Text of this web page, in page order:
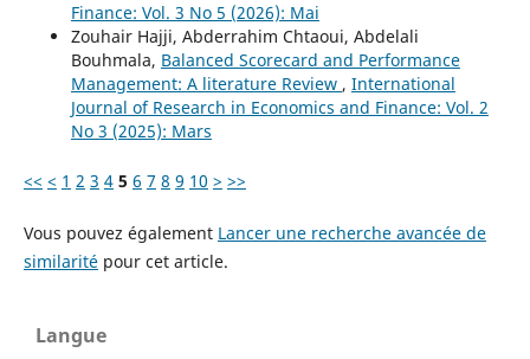
Finance: Vol. 3 No 5 (2026): Mai
Zouhair Hajji, Abderrahim Chtaoui, Abdelali
Bouhmala, Balanced Scorecard and Performance
Management: A literature Review , International
Journal of Research in Economics and Finance: Vol. 2
No 3 (2025): Mars
<< < 1 2 3 4 5 6 7 8 9 10 > >>
Vous pouvez également Lancer une recherche avancée de
similaritépour cet article.
Langue